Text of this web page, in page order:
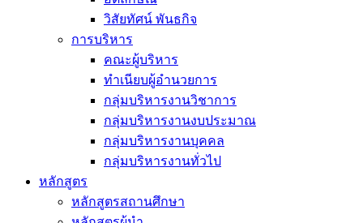
วิสัยทัศน์ พันธกิจ
การบริหาร
คณะผู้บริหาร
ทำเนียบผู้อำนวยการ
กลุ่มบริหารงานวิชาการ
กลุ่มบริหารงานงบประมาณ
กลุ่มบริหารงานบุคคล
กลุ่มบริหารงานทั่วไป
หลักสูตร
หลักสูตรสถานศึกษา